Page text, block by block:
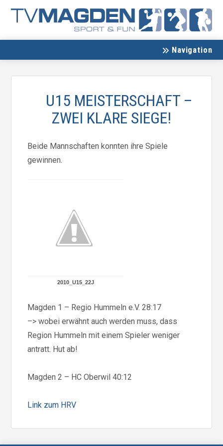
Navigation
U15 MEISTERSCHAFT –
ZWEI KLARE SIEGE!
Beide Mannschaften konnten ihre Spiele
gewinnen.
2010_U15_22J
Magden 1 – Regio Hummeln e.V. 28:17
–> wobei erwähnt auch werden muss, dass
Region Hummeln mit einem Spieler weniger
antratt. Hut ab!
Magden 2 – HC Oberwil 40:12
Link zum HRV